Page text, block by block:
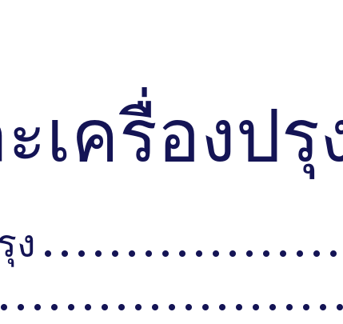
ครื่องปรุ
. . . . . . . . . . . . . . . . .
. . . . . . . . . . . . . . . . .